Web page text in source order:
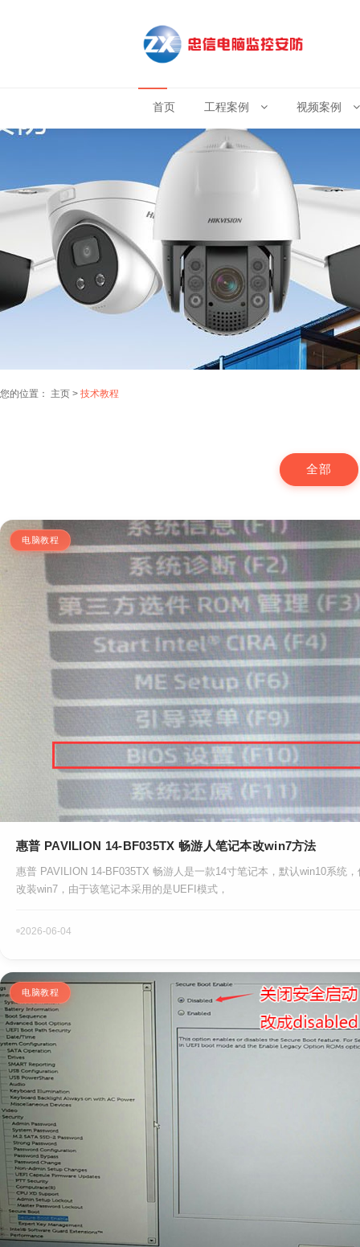
首页 工程案例 视频案例
您的位置： 主页 > 技术教程
全部
电脑教程
惠普 PAVILION 14-BF035TX 畅游人笔记本改win7方法
惠普 PAVILION 14-BF035TX 畅游人是一款14寸笔记本，默认win10系统
改装win7，由于该笔记本采用的是UEFI模式，
2026-06-04
电脑教程